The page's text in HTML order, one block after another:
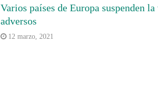
Varios países de Europa suspenden
adversos
12 marzo, 2021